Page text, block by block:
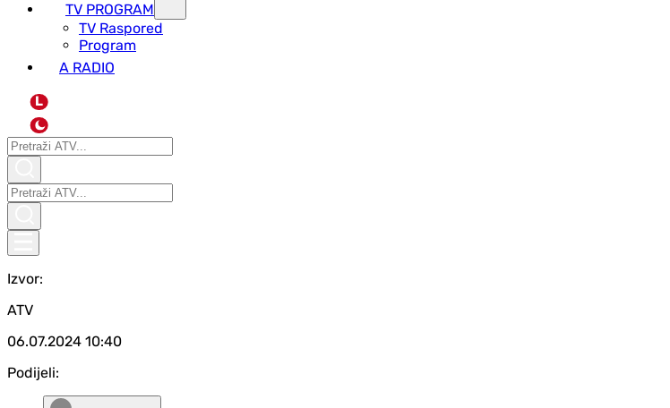
TV PROGRAM
ТV Raspored
Program
A RADIO
L
Izvor:
ATV
06.07.2024 10:40
Podijeli: